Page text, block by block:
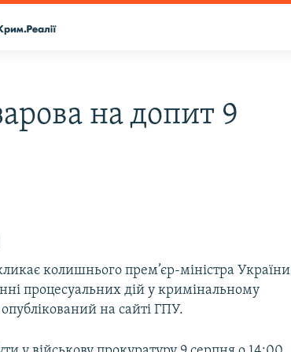
на допит 9
колишнього прем’єр-міністра України
процесуальних дій у кримінальному
на сайті ГПУ.